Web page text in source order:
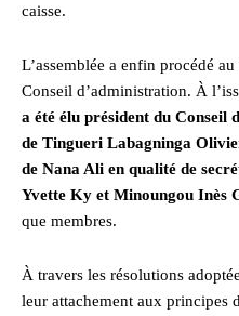
caisse.
L’assemblée a enfin procédé
Conseil d’administration. À
a été élu président du Conseil
de Tingueri Labagninga
de Nana Ali en qualité de
Yvette Ky et Minoungou Inès
que membres.
À travers les résolutions
leur attachement aux principes